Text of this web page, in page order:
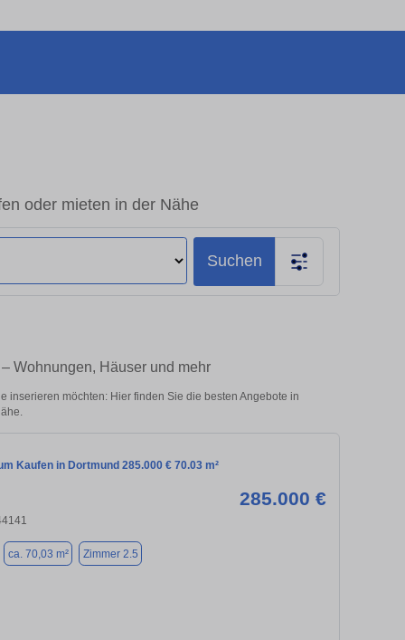
oder mieten in der Nähe
Suchen
Wohnungen, Häuser und mehr
inserieren möchten: Hier finden Sie die besten Angebote in
Kaufen in Dortmund 285.000 € 70.03 m²
285.000 €
ca. 70,03 m² Zimmer 2.5